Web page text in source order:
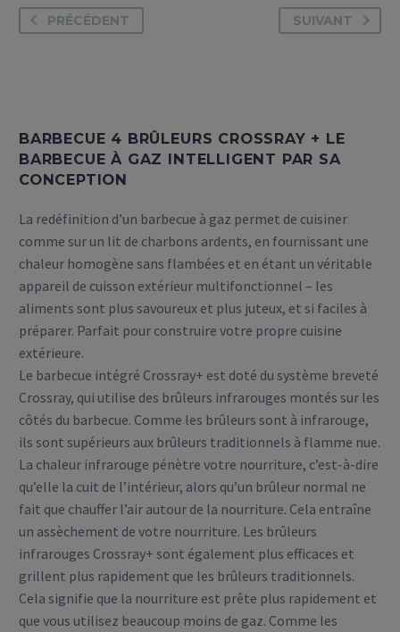
PRÉCÉDENT SUIVANT
BARBECUE 4 BRÛLEURS CROSSRAY + LE
BARBECUE À GAZ INTELLIGENT PAR SA
CONCEPTION
La redéfinition d’un barbecue à gaz permet de cuisiner
comme sur un lit de charbons ardents, en fournissant une
chaleur homogène sans flambées et en étant un véritable
appareil de cuisson extérieur multifonctionnel – les
aliments sont plus savoureux et plus juteux, et si faciles à
préparer. Parfait pour construire votre propre cuisine
extérieure.
Le barbecue intégré Crossray+ est doté du système breveté
Crossray, qui utilise des brûleurs infrarouges montés sur les
côtés du barbecue. Comme les brûleurs sont à infrarouge,
ils sont supérieurs aux brûleurs traditionnels à flamme nue.
La chaleur infrarouge pénètre votre nourriture, c’est-à-dire
qu’elle la cuit de l’intérieur, alors qu’un brûleur normal ne
fait que chauffer l’air autour de la nourriture. Cela entraîne
un assèchement de votre nourriture. Les brûleurs
infrarouges Crossray+ sont également plus efficaces et
grillent plus rapidement que les brûleurs traditionnels.
Cela signifie que la nourriture est prête plus rapidement et
que vous utilisez beaucoup moins de gaz. Comme les